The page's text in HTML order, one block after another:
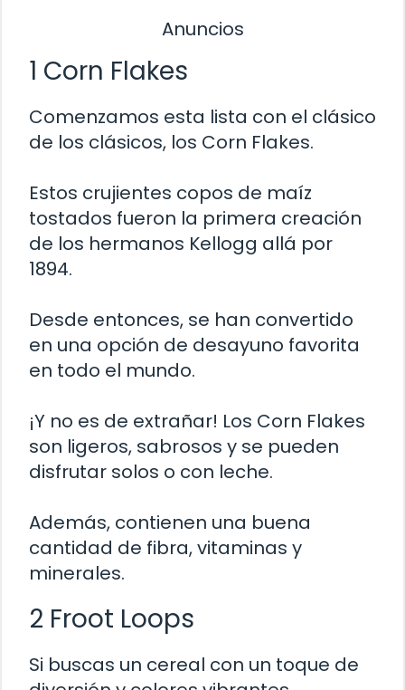
Anuncios
1 Corn Flakes
Comenzamos esta lista con el clásico
de los clásicos, los Corn Flakes.
Estos crujientes copos de maíz
tostados fueron la primera creación
de los hermanos Kellogg allá por
1894.
Desde entonces, se han convertido
en una opción de desayuno favorita
en todo el mundo.
¡Y no es de extrañar! Los Corn Flakes
son ligeros, sabrosos y se pueden
disfrutar solos o con leche.
Además, contienen una buena
cantidad de fibra, vitaminas y
minerales.
2 Froot Loops
Si buscas un cereal con un toque de